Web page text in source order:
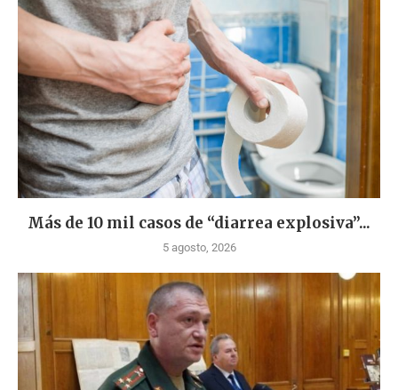
Más de 10 mil casos de “diarrea explosiva”...
5 agosto, 2026